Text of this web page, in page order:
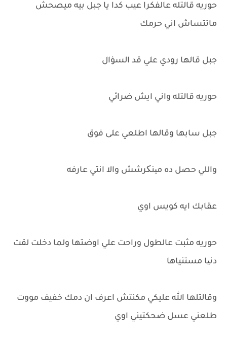
حوريه قالتله عالفكرا عيب كدا يا جبل بيه ميصحش
ماتتساش اني حرمك
جبل قالها رودي علي قد السؤال
حوريه قالتله واني ايش ضرائي
جبل سابها وقالها اطلعي على فوق
واللي حصل ده مینکرشش والا انتي عارفه
عقابك ايه كويس اوي
حوريه مثبت عالطول وراحت علي اوضتها ولما دخلت لقت
دنیا مستنياها
وقالتلها الله عليكي مكنتش اعرف ان دمك خفيف مووت
طلعني عسل ضحكتيني اوي